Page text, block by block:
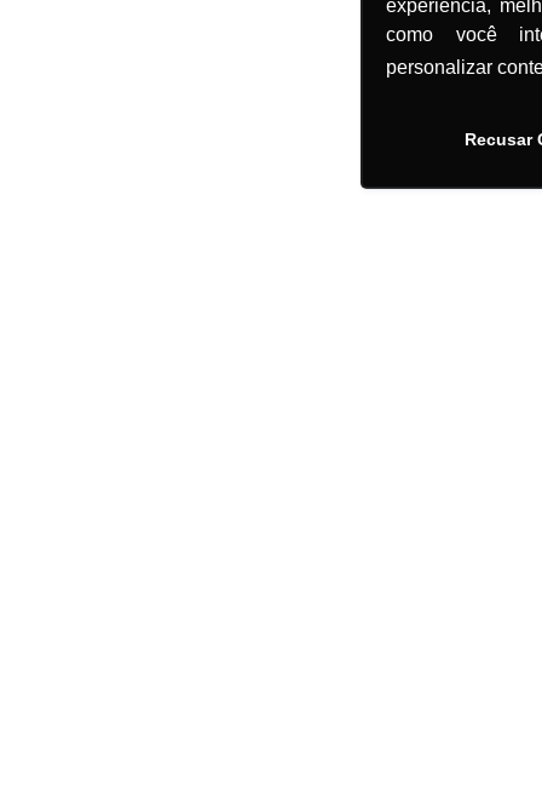
experiência,
como você
personalizar
Recusar